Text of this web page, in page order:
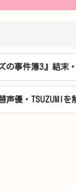
の事件簿3』結末
声優・TSUZUMIを